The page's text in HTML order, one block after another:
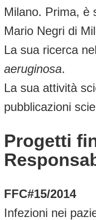
Milano. Prima, è
Mario Negri di
La sua ricerca
aeruginosa.
La sua attività
pubblicazioni
Progetti
FFC#15/2014
Infezioni nei